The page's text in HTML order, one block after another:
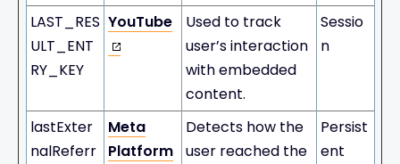
LAST_RES
ULT_ENT
RY_KEY
YouTube
Used to track
user’s interaction
with embedded
content.
Sessio
n
lastExter
nalReferr
Meta
Platform
Detects how the
user reached the
Persist
ent